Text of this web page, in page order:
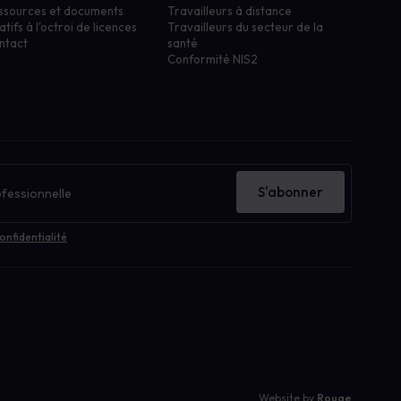
et documents
à l'octroi de licences
Travailleurs à distance
Travailleurs du secteur de la
santé
Conformité NIS2
S'abonner
Website by Rouge